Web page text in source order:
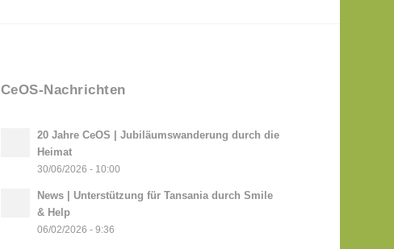
CeOS-Nachrichten
20 Jahre CeOS | Jubiläumswanderung durch die
Heimat
30/06/2026 - 10:00
News | Unterstützung für Tansania durch Smile
& Help
06/02/2026 - 9:36